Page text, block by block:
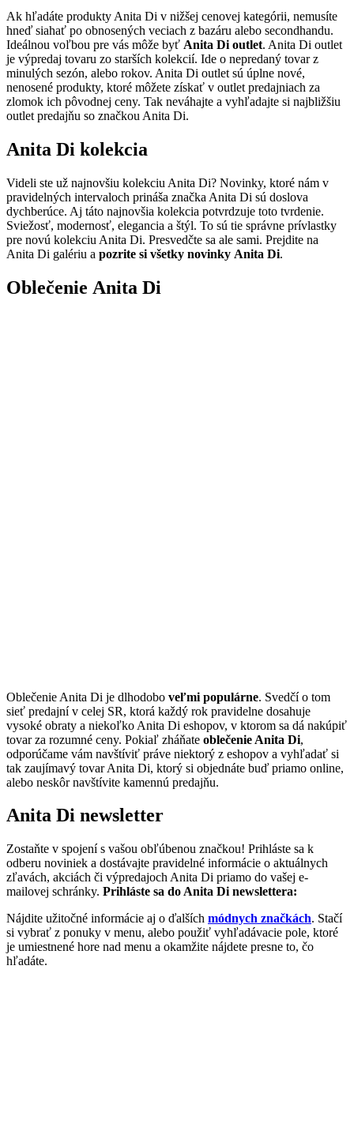
Ak hľadáte produkty Anita Di v nižšej cenovej kategórii, nemusíte
hneď siahať po obnosených veciach z bazáru alebo secondhandu.
Ideálnou voľbou pre vás môže byť Anita Di outlet. Anita Di outlet
je výpredaj tovaru zo starších kolekcií. Ide o nepredaný tovar z
minulých sezón, alebo rokov. Anita Di outlet sú úplne nové,
nenosené produkty, ktoré môžete získať v outlet predajniach za
zlomok ich pôvodnej ceny. Tak neváhajte a vyhľadajte si najbližšiu
outlet predajňu so značkou Anita Di.
Anita Di kolekcia
Videli ste už najnovšiu kolekciu Anita Di? Novinky, ktoré nám v
pravidelných intervaloch prináša značka Anita Di sú doslova
dychberúce. Aj táto najnovšia kolekcia potvrdzuje toto tvrdenie.
Sviežosť, modernosť, elegancia a štýl. To sú tie správne prívlastky
pre novú kolekciu Anita Di. Presvedčte sa ale sami. Prejdite na
Anita Di galériu a pozrite si všetky novinky Anita Di.
Oblečenie Anita Di
Oblečenie Anita Di je dlhodobo veľmi populárne. Svedčí o tom
sieť predajní v celej SR, ktorá každý rok pravidelne dosahuje
vysoké obraty a niekoľko Anita Di eshopov, v ktorom sa dá nakúpiť
tovar za rozumné ceny. Pokiaľ zháňate oblečenie Anita Di,
odporúčame vám navštíviť práve niektorý z eshopov a vyhľadať si
tak zaujímavý tovar Anita Di, ktorý si objednáte buď priamo online,
alebo neskôr navštívite kamennú predajňu.
Anita Di newsletter
Zostaňte v spojení s vašou obľúbenou značkou! Prihláste sa k
odberu noviniek a dostávajte pravidelné informácie o aktuálnych
zľavách, akciách či výpredajoch Anita Di priamo do vašej e-
mailovej schránky. Prihláste sa do Anita Di newslettera:
Nájdite užitočné informácie aj o ďalších módnych značkách. Stačí
si vybrať z ponuky v menu, alebo použiť vyhľadávacie pole, ktoré
je umiestnené hore nad menu a okamžite nájdete presne to, čo
hľadáte.